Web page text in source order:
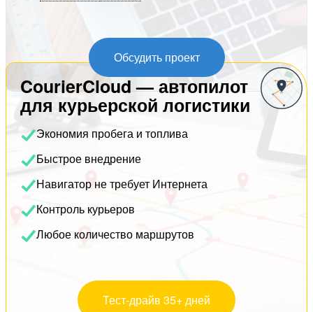
Обсудить проект
CourierCloud — автопилот
для курьерской логистики
Экономия пробега и топлива
Быстрое внедрение
Навигатор не требует Интернета
Контроль курьеров
Любое количество маршрутов
Тест-драйв 35+ дней